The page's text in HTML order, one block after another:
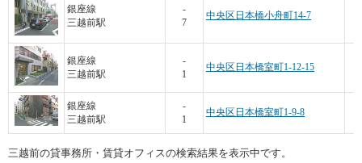
銀座線
三越前駅
-
7
中央区日本橋小舟町14-7
銀座線
三越前駅
-
1
中央区日本橋室町1-12-15
銀座線
三越前駅
-
1
中央区日本橋室町1-9-8
三越前の貸事務所・賃貸オフィスの検索結果を表示中です。